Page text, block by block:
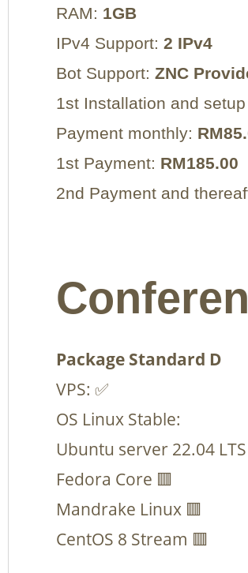
RAM: 1GB
IPv4 Support: 2 IPv4
Bot Support: ZNC
1st Installation and
Payment monthly:
1st Payment: RM185.00
2nd Payment and
Package Standard D
VPS: ✅
OS Linux Stable:
Ubuntu server 22.04 LTS
Fedora Core 🟥
Mandrake Linux 🟥
CentOS 8 Stream 🟥